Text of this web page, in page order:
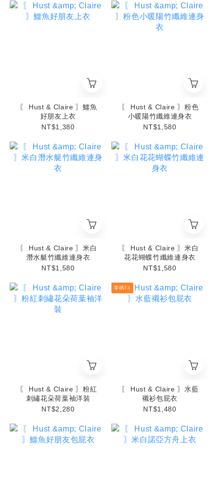
〖 Hust & Claire 〗鱷魚
好朋友上衣
NT$1,380
〖 Hust & Claire 〗粉色
小暖陽竹纖維連身衣
NT$1,580
〖 Hust & Claire 〗米白
潛水艇竹纖維連身衣
NT$1,580
〖 Hust & Claire 〗米白
花花蝴蝶竹纖維連身衣
NT$1,580
〖 Hust & Claire 〗粉紅
刺繡花朵荷葉袖洋裝
NT$2,280
零碼74
〖 Hust & Claire 〗水藍
襯衫包屁衣
NT$1,480